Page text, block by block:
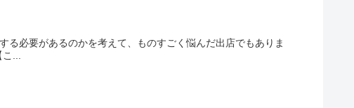
必要があるのかを考えて、ものすごく悩んだ出店でもありま
...